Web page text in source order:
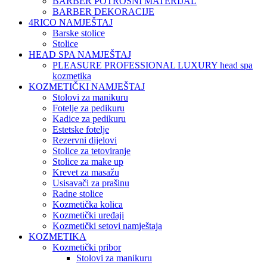
BARBER DEKORACIJE
4RICO NAMJEŠTAJ
Barske stolice
Stolice
HEAD SPA NAMJEŠTAJ
PLEASURE PROFESSIONAL LUXURY head spa
kozmetika
KOZMETIČKI NAMJEŠTAJ
Stolovi za manikuru
Fotelje za pedikuru
Kadice za pedikuru
Estetske fotelje
Rezervni dijelovi
Stolice za tetoviranje
Stolice za make up
Krevet za masažu
Usisavači za prašinu
Radne stolice
Kozmetička kolica
Kozmetički uređaji
Kozmetički setovi namještaja
KOZMETIKA
Kozmetički pribor
Stolovi za manikuru